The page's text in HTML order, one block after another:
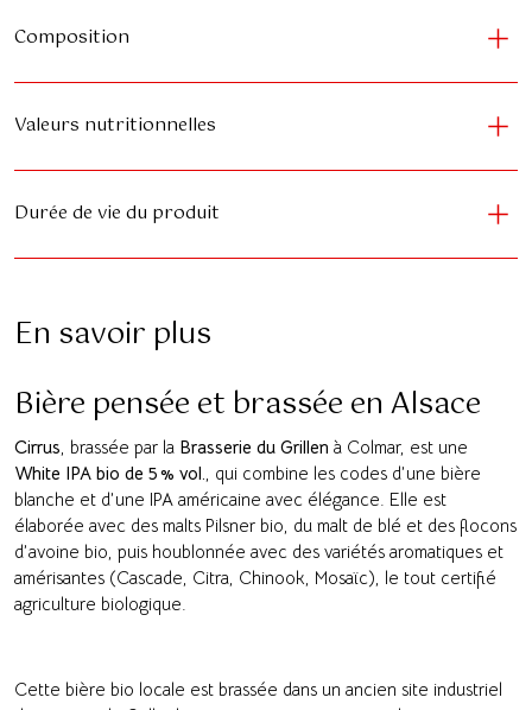
Composition
Valeurs nutritionnelles
Durée de vie du produit
En savoir plus
Bière pensée et brassée en Alsace
Cirrus , brassée par la Brasserie du Grillen à Colmar, est une
White IPA bio de 5 % vol.
, qui combine les codes d’une bière
blanche et d’une IPA américaine avec élégance. Elle est
élaborée avec des malts Pilsner bio, du malt de blé et des flocons
d’avoine bio, puis houblonnée avec des variétés aromatiques et
amérisantes (Cascade, Citra, Chinook, Mosaïc), le tout certifié
agriculture biologique.
Cette bière bio locale est brassée dans un ancien site industriel